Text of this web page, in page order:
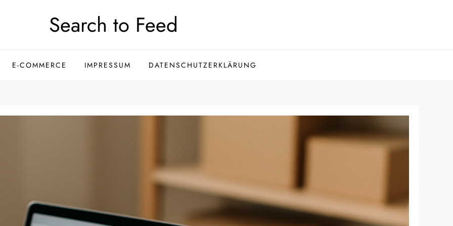
Search to Feed
E-COMMERCE IMPRESSUM DATENSCHUTZERKLÄRUNG